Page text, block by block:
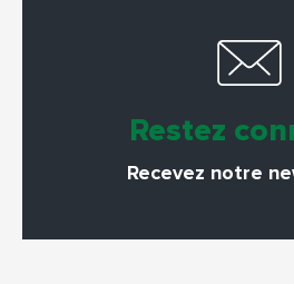
Restez
Recevez notre